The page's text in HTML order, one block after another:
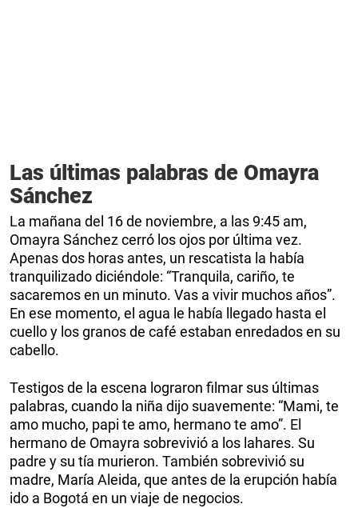
Las últimas palabras de Omayra
Sánchez
La mañana del 16 de noviembre, a las 9:45 am,
Omayra Sánchez cerró los ojos por última vez.
Apenas dos horas antes, un rescatista la había
tranquilizado diciéndole: “Tranquila, cariño, te
sacaremos en un minuto. Vas a vivir muchos años”.
En ese momento, el agua le había llegado hasta el
cuello y los granos de café estaban enredados en su
cabello.
Testigos de la escena lograron filmar sus últimas
palabras, cuando la niña dijo suavemente: “Mami, te
amo mucho, papi te amo, hermano te amo”. El
hermano de Omayra sobrevivió a los lahares. Su
padre y su tía murieron. También sobrevivió su
madre, María Aleida, que antes de la erupción había
ido a Bogotá en un viaje de negocios.